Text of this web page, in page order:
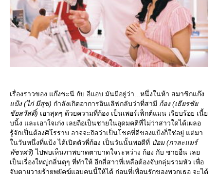
เรื่องราวของ แก๊งชะนี กับ อีแอบ มันมีอยู่ว่า...หนึ่งในห้า สมาชิกแก๊ง
ป้ง (ไก่ มีสุข) กำลังเกิดอาการอินเลิฟกลับว่าที่สามี ก้อง (เธียรชั
ชัยสวัสดิ์) เอาสุดๆ ด้วยความที่ก้อง เป็นเพอร์เฟ็กต์แมน เรียบร้อย เนี้
บนิ้ง และเอาใจเก่ง เลยถือเป็นชายในอุดมคติที่ไม่ว่าสาวใดได้เผลอ
รู้จักเป็นต้องศิโรราบ อาจจะถิอว่าเป็นโชคที่ดีของแป้งก็ใช่อยู่ แต่มา
นวันหนึ่งที่แป้ง ได้เปิดตัวพี่ก้อง เป็นวันนั้นพอดีที่ ป๋อม (กาละแมร์
พัชรศรี) ไปพบเห็นภาพบาดตาบาดใจระหว่าง ก้อง กับ ชายอื่น เล
เป็นเรื่องใหญ่กลิ่นตุๆ ที่ทำให้ อีกสี่สาวที่เหลือต้องจับกลุ่มรวมหัว เพื่อ
จับตายวายร้ายพยัคฆ์แอบคนนี้ให้ได้ ก่อนที่เพื่อนรักของพวกเธอ จะได้